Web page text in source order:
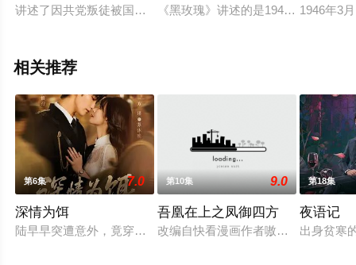
讲述了因共党叛徒被国民党俘获后，出卖共党内部机密，潜伏
《黑玫瑰》讲述的是1942年初，国
1946年3
相关推荐
第6集 7.0
深情为饵
陆早早突遭意外，竟穿越成民国少夫人苏沐晚，醒来，却是丈
第10集 9.0
吾凰在上之凤御四方
改编自快看漫画作者嗷小泽的独家连
第18集
夜语记
出身贫寒